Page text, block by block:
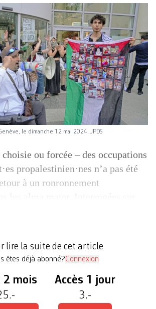
le dimanche 12 mai 2024. JPDS
ou forcée – des occupations
propalestinien·nes n’a pas été
à un ronronnement
lire la suite de cet article
êtes déjà abonné?Connexion
2 mois Accès 1 jour
3.-